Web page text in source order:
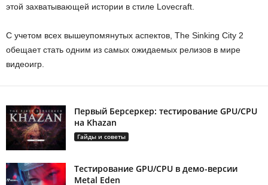
этой захватывающей истории в стиле Lovecraft.
С учетом всех вышеупомянутых аспектов, The Sinking City 2
обещает стать одним из самых ожидаемых релизов в мире
видеоигр.
Первый Берсеркер: тестирование GPU/CPU
на Khazan
Гайды и советы
Тестирование GPU/CPU в демо-версии
Metal Eden